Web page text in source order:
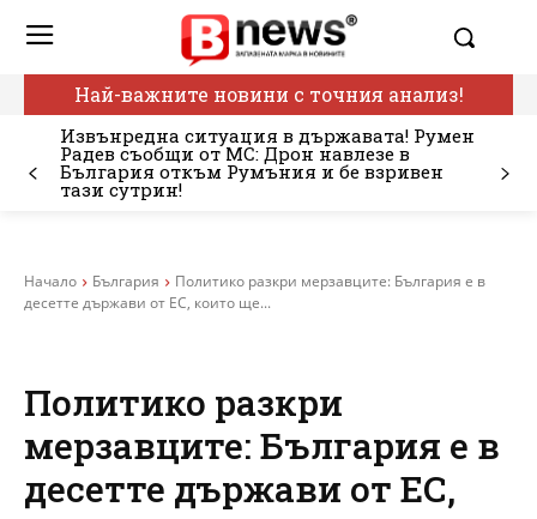
Най-важните новини с точния анализ!
Извънредна ситуация в държавата! Румен
Радев съобщи от МС: Дрон навлезе в
България откъм Румъния и бе взривен
тази сутрин!
Начало България
Политико разкри мерзавците: България е в
десетте държави от ЕС, които ще...
Политико разкри
мерзавците: България е в
десетте държави от ЕС,